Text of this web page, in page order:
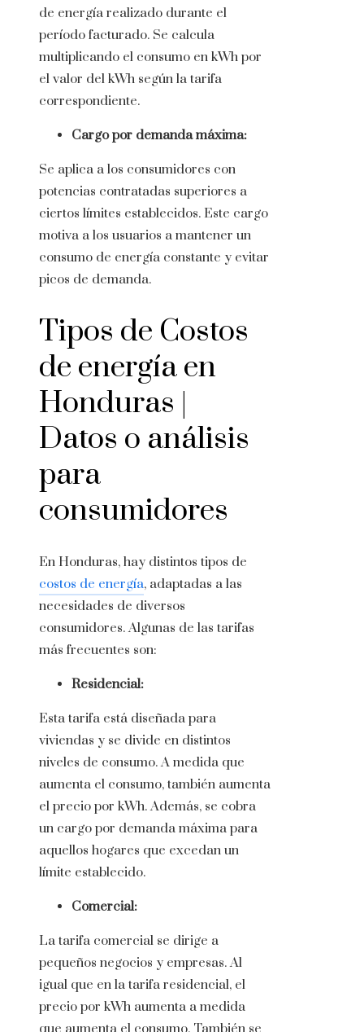
de energía realizado durante el
período facturado. Se calcula
multiplicando el consumo en kWh por
el valor del kWh según la tarifa
correspondiente.
Cargo por demanda máxima:
Se aplica a los consumidores con
potencias contratadas superiores a
ciertos límites establecidos. Este cargo
motiva a los usuarios a mantener un
consumo de energía constante y evitar
picos de demanda.
Tipos de Costos
de energíaen
Honduras |
Datos o análisis
para
consumidores
En Honduras, hay distintos tipos de
costos de energía, adaptadas a las
necesidades de diversos
consumidores. Algunas de las tarifas
más frecuentes son:
Residencial:
Esta tarifa está diseñada para
viviendas y se divide en distintos
niveles de consumo. A medida que
aumenta el consumo, también aumenta
el precio por kWh. Además, se cobra
un cargo por demanda máxima para
aquellos hogares que excedan un
límite establecido.
Comercial:
La tarifa comercial se dirige a
pequeños negocios y empresas. Al
igual que en la tarifa residencial, el
precio por kWh aumenta a medida